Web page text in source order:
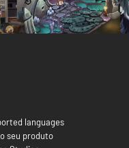
languages
seu produto